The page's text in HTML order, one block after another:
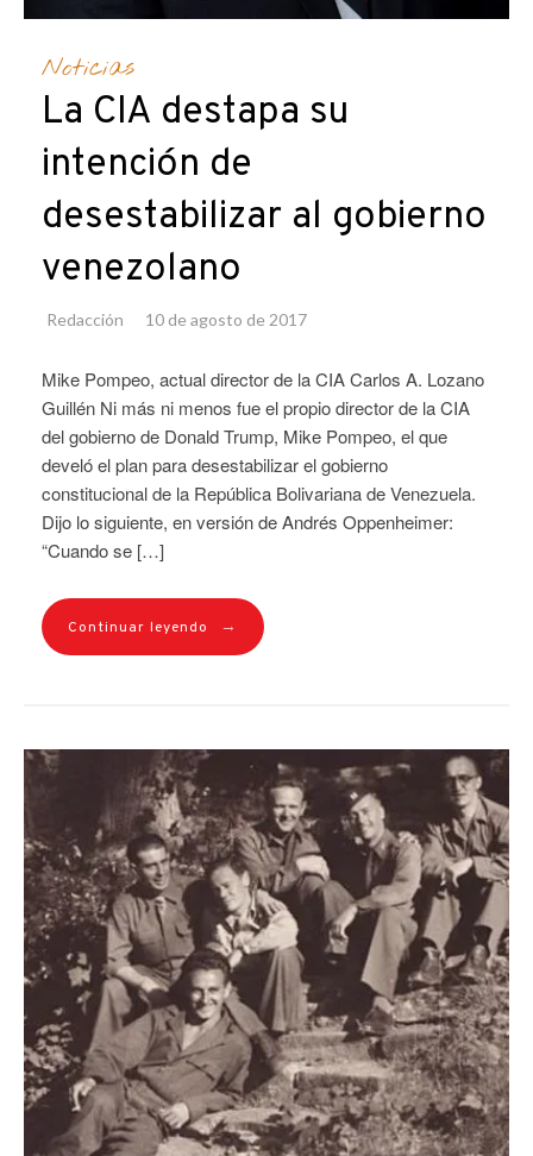
Noticias
La CIA destapa su
intención de
desestabilizar al gobierno
venezolano
Redacción 10 de agosto de 2017
Mike Pompeo, actual director de la CIA Carlos A. Lozano
Guillén Ni más ni menos fue el propio director de la CIA
del gobierno de Donald Trump, Mike Pompeo, el que
develó el plan para desestabilizar el gobierno
constitucional de la República Bolivariana de Venezuela.
Dijo lo siguiente, en versión de Andrés Oppenheimer:
“Cuando se […]
Continuar leyendo →